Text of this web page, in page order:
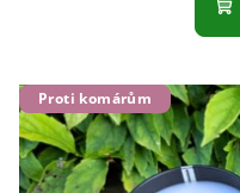
Proti komárům